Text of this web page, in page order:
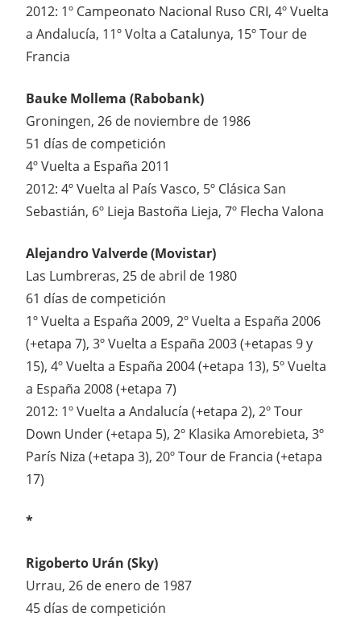
2012: 1º Campeonato Nacional Ruso CRI, 4º Vuelta
a Andalucía, 11º Volta a Catalunya, 15º Tour de
Francia
Bauke Mollema (Rabobank)
Groningen, 26 de noviembre de 1986
51 días de competición
4º Vuelta a España 2011
2012: 4º Vuelta al País Vasco, 5º Clásica San
Sebastián, 6º Lieja Bastoña Lieja, 7º Flecha Valona
Alejandro Valverde (Movistar)
Las Lumbreras, 25 de abril de 1980
61 días de competición
1º Vuelta a España 2009, 2º Vuelta a España 2006
(+etapa 7), 3º Vuelta a España 2003 (+etapas 9 y
15), 4º Vuelta a España 2004 (+etapa 13), 5º Vuelta
a España 2008 (+etapa 7)
2012: 1º Vuelta a Andalucía (+etapa 2), 2º Tour
Down Under (+etapa 5), 2º Klasika Amorebieta, 3º
París Niza (+etapa 3), 20º Tour de Francia (+etapa
17)
*
Rigoberto Urán (Sky)
Urrau, 26 de enero de 1987
45 días de competición